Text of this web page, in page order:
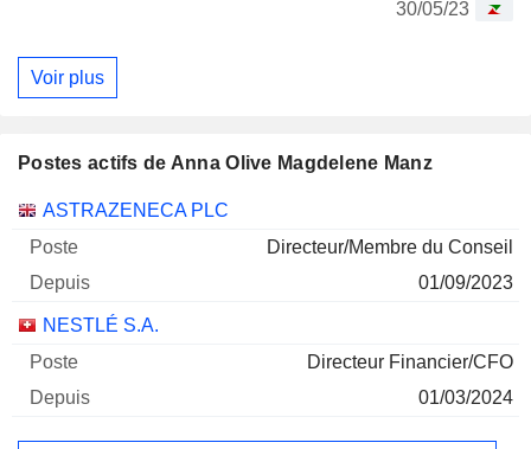
30/05/23
Voir plus
Postes actifs de Anna Olive Magdelene Manz
Sociétés Poste Début
ASTRAZENECA PLC
Directeur/Membre du Conseil
01/09/2023
NESTLÉ S.A.
Directeur Financier/CFO
01/03/2024